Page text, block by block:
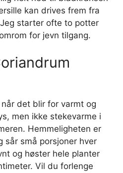
kan drives frem fra
starter ofte to potter
for jevn tilgang.
det blir for varmt og
men ikke stekevarme i
Hemmeligheten er
sår små porsjoner hver
og høster hele planter
Vil du forlenge